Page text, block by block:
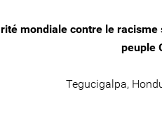
mondiale contre le racisme
peuple
Tegucigalpa,